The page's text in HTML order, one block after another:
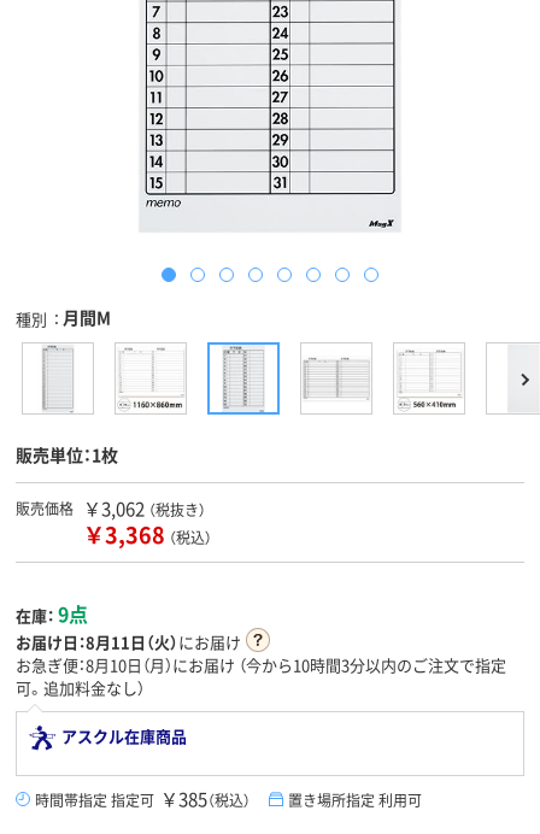
種別 月間M
販売単位：1枚
販売価格 ￥3,062 （税抜き）
￥3,368 （税込）
在庫： 9点
お届け日：8月11日（火）にお届け
お急ぎ便：8月10日（月）にお届け （今から10時間3分以内のご注文で指定
可。追加料金なし）
アスクル在庫商品
時間帯指定 指定可 ￥385（税込） 置き場所指定 利用可